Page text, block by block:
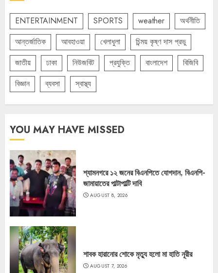
ENTERTAINMENT SPORTS weather
অর্থনীতি
আন্তর্জাতিক
আবহাওয়া খেলাধুলা
চিন্ময় কৃষ্ণ দাস প্রভু
জাতীয়
ঢাকা নিউজবিট প্রযুক্তি বাংলাদেশ
বিজিবি
বিজ্ঞান
ব্যবসা স্বাস্থ্য
YOU MAY HAVE MISSED
শ্যামনগরে ১২ জনের বিএনপিতে যোগদান, বিএনপি-
জামায়াতের পাল্টাপাল্টি দাবি
AUGUST 8, 2026
শাবক হারানোর শোকে মৃত্যু হলো মা হাতি নূরীর
AUGUST 7, 2026